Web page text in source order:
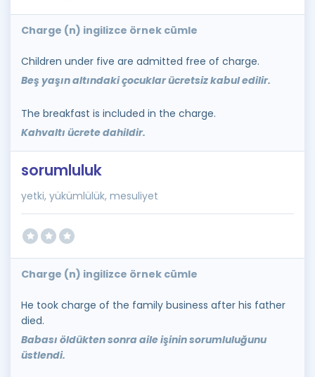
Charge (n) ingilizce örnek cümle
Children under five are admitted free of charge.
Beş yaşın altındaki çocuklar ücretsiz kabul edilir.
The breakfast is included in the charge.
Kahvaltı ücrete dahildir.
sorumluluk
yetki, yükümlülük, mesuliyet
Charge (n) ingilizce örnek cümle
He took charge of the family business after his father
died.
Babası öldükten sonra aile işinin sorumluluğunu
üstlendi.